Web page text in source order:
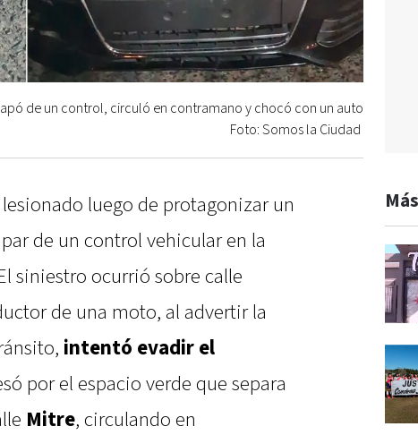
de un control, circuló en contramano y chocó con un auto
Foto: Somos la Ciudad
luego de protagonizar un
de un control vehicular en la
siniestro ocurrió sobre calle
de una moto, al advertir la
intentó evadir el
por el espacio verde que separa
Mitre, circulando en